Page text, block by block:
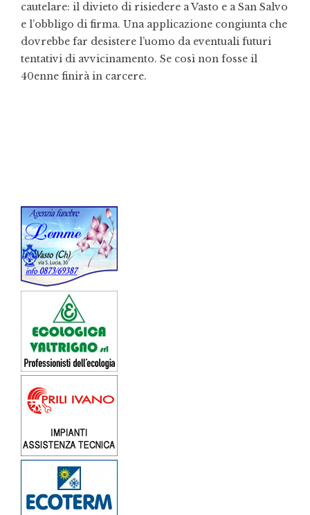
cautelare: il divieto di risiedere a Vasto e a San Salvo
e l’obbligo di firma. Una applicazione congiunta che
dovrebbe far desistere l’uomo da eventuali futuri
tentativi di avvicinamento. Se così non fosse il
40enne finirà in carcere.